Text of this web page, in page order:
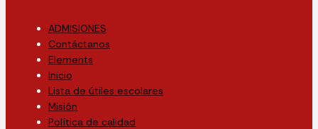
ADMISIONES
Contáctanos
Elements
Inicio
Lista de útiles escolares
Misión
Política de calidad